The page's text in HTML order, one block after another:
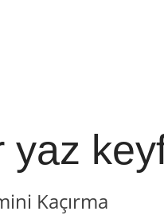
yaz
Kaçırma